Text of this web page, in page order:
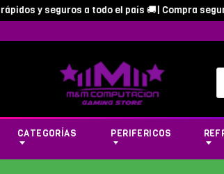
y seguros a todo el país 🚚| Compra segura
CATEGORÍAS PERIFERICOS